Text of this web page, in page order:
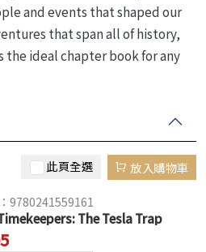
and events that shaped our
that span all of history,
the ideal chapter book for any
此頁全選 放入購物車
9780241559161
The Tesla Trap